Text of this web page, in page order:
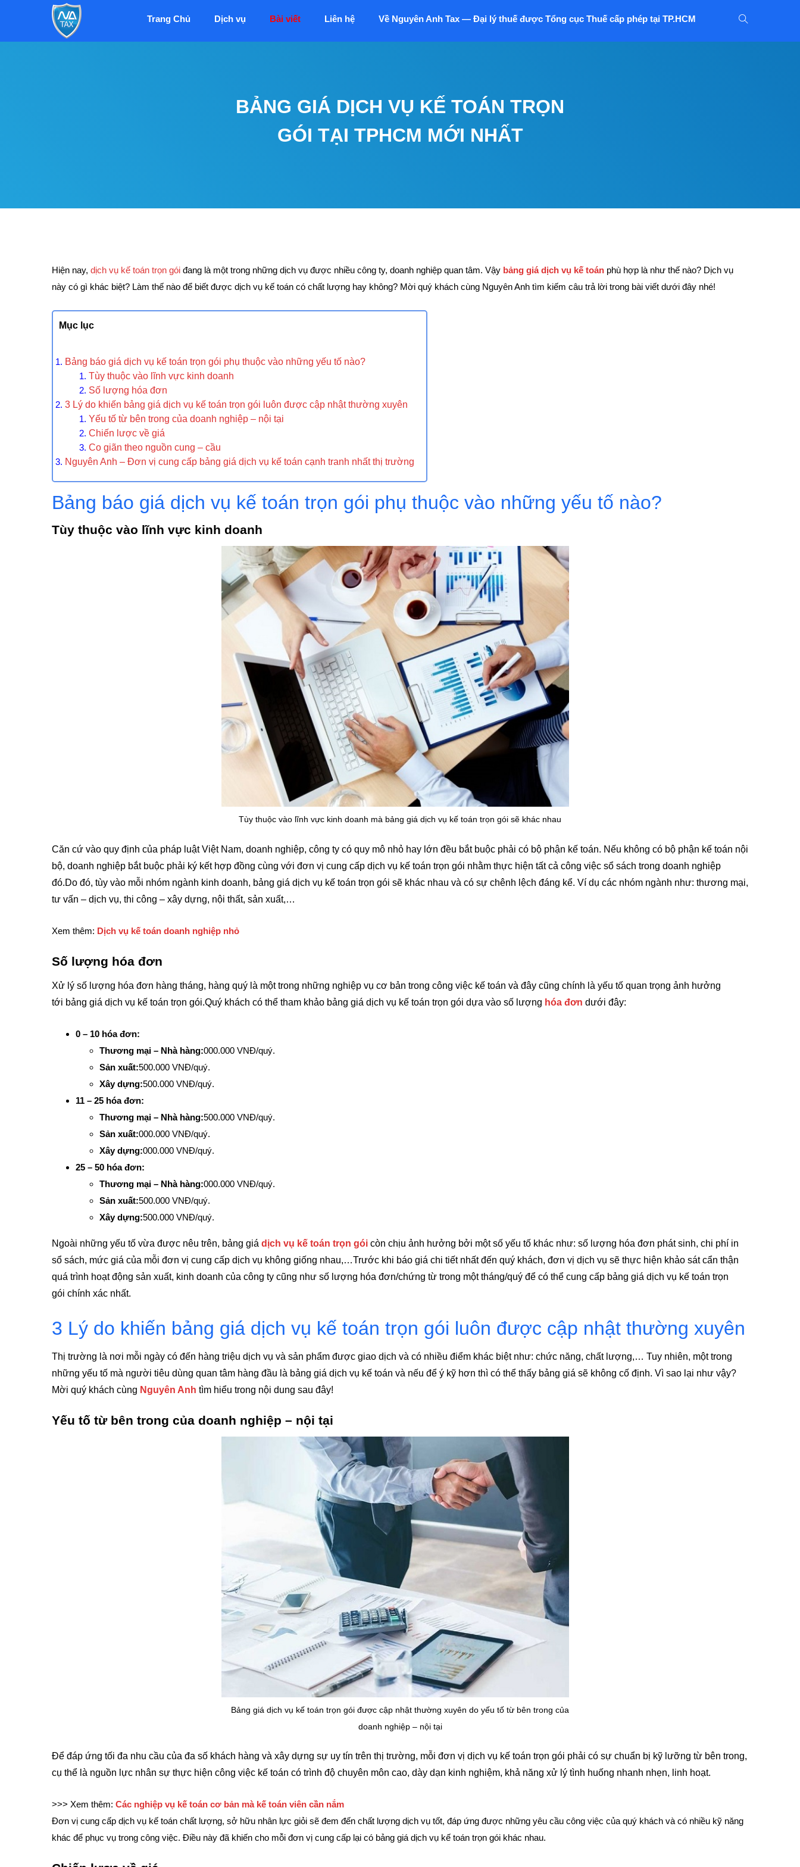
Trang Chủ Dịch vụ Bài viết Liên hệ Về Nguyên Anh Tax — Đại lý thuế được Tổng cục Thuế cấp phép tại TP.HCM
BẢNG GIÁ DỊCH VỤ KẾ TOÁN TRỌN
GÓI TẠI TPHCM MỚI NHẤT
Hiện nay, dịch vụ kế toán trọn gói đang là một trong những dịch vụ được nhiều công ty, doanh nghiệp quan tâm. Vậy bảng giá dịch vụ kế toán phù hợp là như thế nào? Dịch vụ
này có gì khác biệt? Làm thế nào để biết được dịch vụ kế toán có chất lượng hay không? Mời quý khách cùng Nguyên Anh tìm kiếm câu trả lời trong bài viết dưới đây nhé!
Mục lục
Bảng báo giá dịch vụ kế toán trọn gói phụ thuộc vào những yếu tố nào?
Tùy thuộc vào lĩnh vực kinh doanh
Số lượng hóa đơn
3 Lý do khiến bảng giá dịch vụ kế toán trọn gói luôn được cập nhật thường xuyên
Yếu tố từ bên trong của doanh nghiệp – nội tại
Chiến lược về giá
Co giãn theo nguồn cung – cầu
Nguyên Anh – Đơn vị cung cấp bảng giá dịch vụ kế toán cạnh tranh nhất thị trường
Bảng báo giá dịch vụ kế toán trọn gói phụ thuộc vào những yếu tố nào?
Tùy thuộc vào lĩnh vực kinh doanh
Tùy thuộc vào lĩnh vực kinh doanh mà bảng giá dịch vụ kế toán trọn gói sẽ khác nhau
Căn cứ vào quy định của pháp luật Việt Nam, doanh nghiệp, công ty có quy mô nhỏ hay lớn đều bắt buộc phải có bộ phận kế toán. Nếu không có bộ phận kế toán nội
bộ, doanh nghiệp bắt buộc phải ký kết hợp đồng cùng với đơn vị cung cấp dịch vụ kế toán trọn gói nhằm thực hiện tất cả công việc sổ sách trong doanh nghiệp
đó.Do đó, tùy vào mỗi nhóm ngành kinh doanh, bảng giá dịch vụ kế toán trọn gói sẽ khác nhau và có sự chênh lệch đáng kể. Ví dụ các nhóm ngành như: thương mại,
tư vấn – dịch vụ, thi công – xây dựng, nội thất, sản xuất,…
Xem thêm: Dịch vụ kế toán doanh nghiệp nhỏ
Số lượng hóa đơn
Xử lý số lượng hóa đơn hàng tháng, hàng quý là một trong những nghiệp vụ cơ bản trong công việc kế toán và đây cũng chính là yếu tố quan trọng ảnh hưởng
tới bảng giá dịch vụ kế toán trọn gói.Quý khách có thể tham khảo bảng giá dịch vụ kế toán trọn gói dựa vào số lượng hóa đơn dưới đây:
0 – 10 hóa đơn:
Thương mại – Nhà hàng:000.000 VNĐ/quý.
Sản xuất:500.000 VNĐ/quý.
Xây dựng:500.000 VNĐ/quý.
11 – 25 hóa đơn:
Thương mại – Nhà hàng:500.000 VNĐ/quý.
Sản xuất:000.000 VNĐ/quý.
Xây dựng:000.000 VNĐ/quý.
25 – 50 hóa đơn:
Thương mại – Nhà hàng:000.000 VNĐ/quý.
Sản xuất:500.000 VNĐ/quý.
Xây dựng:500.000 VNĐ/quý.
Ngoài những yếu tố vừa được nêu trên, bảng giá dịch vụ kế toán trọn gói còn chịu ảnh hưởng bởi một số yếu tố khác như: số lượng hóa đơn phát sinh, chi phí in
sổ sách, mức giá của mỗi đơn vị cung cấp dịch vụ không giống nhau,…Trước khi báo giá chi tiết nhất đến quý khách, đơn vị dịch vụ sẽ thực hiện khảo sát cẩn thận
quá trình hoạt động sản xuất, kinh doanh của công ty cũng như số lượng hóa đơn/chứng từ trong một tháng/quý để có thể cung cấp bảng giá dịch vụ kế toán trọn
gói chính xác nhất.
3 Lý do khiến bảng giá dịch vụ kế toán trọn gói luôn được cập nhật thường xuyên
Thị trường là nơi mỗi ngày có đến hàng triệu dịch vụ và sản phẩm được giao dịch và có nhiều điểm khác biệt như: chức năng, chất lượng,… Tuy nhiên, một trong
những yếu tố mà người tiêu dùng quan tâm hàng đầu là bảng giá dịch vụ kế toán và nếu để ý kỹ hơn thì có thể thấy bảng giá sẽ không cố định. Vì sao lại như vậy?
Mời quý khách cùng Nguyên Anh tìm hiểu trong nội dung sau đây!
Yếu tố từ bên trong của doanh nghiệp – nội tại
Bảng giá dịch vụ kế toán trọn gói được cập nhật thường xuyên do yếu tố từ bên trong của
doanh nghiệp – nội tại
Để đáp ứng tối đa nhu cầu của đa số khách hàng và xây dựng sự uy tín trên thị trường, mỗi đơn vị dịch vụ kế toán trọn gói phải có sự chuẩn bị kỹ lưỡng từ bên trong,
cụ thể là nguồn lực nhân sự thực hiện công việc kế toán có trình độ chuyên môn cao, dày dạn kinh nghiệm, khả năng xử lý tình huống nhanh nhẹn, linh hoạt.
>>> Xem thêm: Các nghiệp vụ kế toán cơ bản mà kế toán viên cần nắm
Đơn vị cung cấp dịch vụ kế toán chất lượng, sở hữu nhân lực giỏi sẽ đem đến chất lượng dịch vụ tốt, đáp ứng được những yêu cầu công việc của quý khách và có nhiều kỹ năng
khác để phục vụ trong công việc. Điều này đã khiến cho mỗi đơn vị cung cấp lại có bảng giá dịch vụ kế toán trọn gói khác nhau.